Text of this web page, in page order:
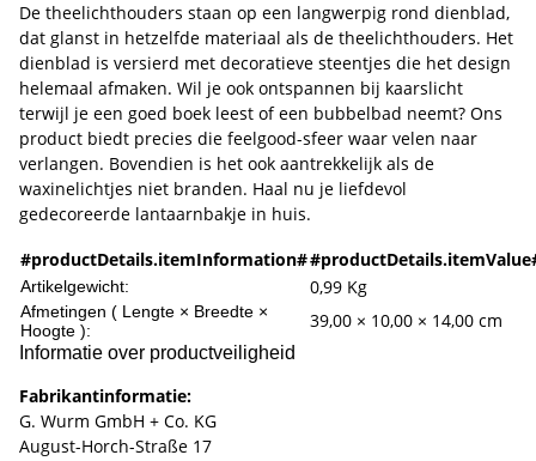
De theelichthouders staan op een langwerpig rond dienblad,
dat glanst in hetzelfde materiaal als de theelichthouders. Het
dienblad is versierd met decoratieve steentjes die het design
helemaal afmaken. Wil je ook ontspannen bij kaarslicht
terwijl je een goed boek leest of een bubbelbad neemt? Ons
product biedt precies die feelgood-sfeer waar velen naar
verlangen. Bovendien is het ook aantrekkelijk als de
waxinelichtjes niet branden. Haal nu je liefdevol
gedecoreerde lantaarnbakje in huis.
#productDetails.itemInformation#
Artikelgewicht: 0,99 Kg
Afmetingen ( Lengte × Breedte ×
Hoogte ):
39,00 × 10,00 × 14,00 cm
Informatie over productveiligheid
Fabrikantinformatie:
G. Wurm GmbH + Co. KG
August-Horch-Straße 17